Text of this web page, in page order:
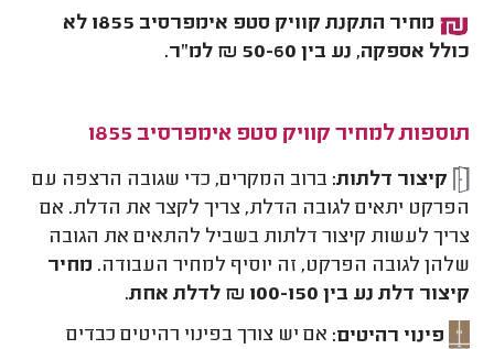
מחיר התקנת קוויק סטפ אימפרסיב 1855 לא
כולל אספקה, נע בין 50-60 ₪ למ"ר.
תוספות למחיר קוויק סטפ אימפרסיב 1855
קיצור דלתות: ברוב המקרים, כדי שגובה הרצפה עם
הפרקט יתאים לגובה הדלת, צריך לקצר את הדלת. אם
צריך לעשות קיצור דלתות בשביל להתאים את הגובה
שלהן לגובה הפרקט, זה יוסיף למחיר העבודה. מחיר
קיצור דלת נע בין 100-150 ₪ לדלת אחת.
פינוי רהיטים: אם יש צורך בפינוי רהיטים כבדים